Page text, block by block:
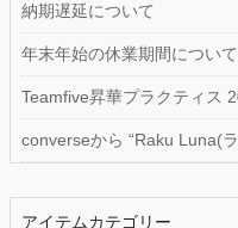
納期遅延について
年末年始の休業期間について
Teamfive昇華プラクティス
converseから “Raku Luna(
アイテムカテゴリー